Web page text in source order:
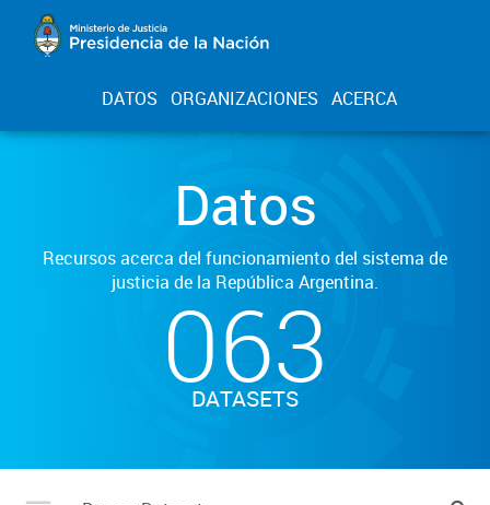
DATOS ORGANIZACIONES ACERCA
Datos
Recursos acerca del funcionamiento del sistema de
justicia de la República Argentina.
063
DATASETS